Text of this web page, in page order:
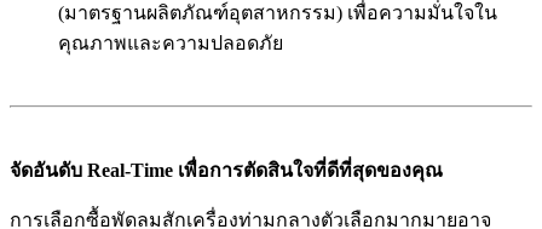
(มาตรฐานผลิตภัณฑ์อุตสาหกรรม) เพื่อความมั่นใจใน
คุณภาพและความปลอดภัย
จัดอันดับ Real-Time เพื่อการตัดสินใจที่ดีที่สุดของคุณ
การเลือกซื้อพัดลมสักเครื่องท่ามกลางตัวเลือกมากมายอาจ